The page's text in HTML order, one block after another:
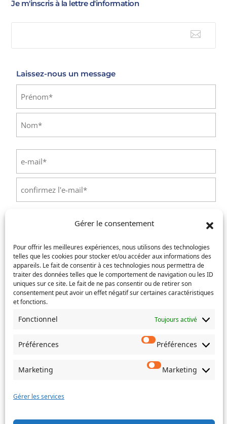
Gérer le consentement
Pour offrir les meilleures expériences, nous utilisons des technologies
telles que les cookies pour stocker et/ou accéder aux informations des
appareils. Le fait de consentir à ces technologies nous permettra de
traiter des données telles que le comportement de navigation ou les ID
uniques sur ce site. Le fait de ne pas consentir ou de retirer son
consentement peut avoir un effet négatif sur certaines caractéristiques
et fonctions.
Fonctionnel Toujours activé
Préférences Préférences
Marketing Marketing
Gérer les services
Je m'inscris à la lettre d'information

Laissez-nous un message
Prénom
mail(Nécessaire)
Saisissez
un
e-
(Nécessaire)
Service concerné (Nécessaire)
Si votre demande concerne des actes de naissance et/ou
de mariage, choisissez l'Etat-Civil comme service
concerné.
Message(Nécessaire)